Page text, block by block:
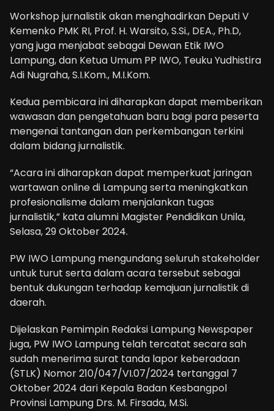
Workshop jurnalistik akan menghadirkan Deputi V
Kemenko PMK RI, Prof. H. Warsito, S.Si., DEA., Ph.D,
yang juga menjabat sebagai Dewan Etik IWO
Lampung, dan Ketua Umum PP IWO, Teuku Yudhistira
Adi Nugraha, S.I.Kom., M.I.Kom.
Kedua pembicara ini diharapkan dapat memberikan
wawasan dan pengetahuan baru bagi para peserta
mengenai tantangan dan perkembangan terkini
dalam bidang jurnalistik.
“Acara ini diharapkan dapat memperkuat jaringan
wartawan online di Lampung serta meningkatkan
profesionalisme dalam menjalankan tugas
jurnalistik,” kata alumni Magister Pendidikan Unila,
Selasa, 29 Oktober 2024.
PW IWO Lampung mengundang seluruh stakeholder
untuk turut serta dalam acara tersebut sebagai
bentuk dukungan terhadap kemajuan jurnalistik di
daerah.
Dijelaskan Pemimpin Redaksi Lampung Newspaper
juga, PW IWO Lampung telah tercatat secara sah
sudah menerima surat tanda lapor keberadaan
(STLK) Nomor 210/047/VI.07/2024 tertanggal 7
Oktober 2024 dari Kepala Badan Kesbangpol
Provinsi Lampung Drs. M. Firsada, M.Si.